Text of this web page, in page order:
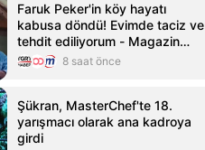
Faruk Peker'in köy hayatı
kabusa döndü! Evimde taciz ve
tehdit ediliyorum - Magazin
Haber - HT Magazin
8 saat önce
Şükran, MasterChef'te 18.
yarışmacı olarak ana kadroya
girdi